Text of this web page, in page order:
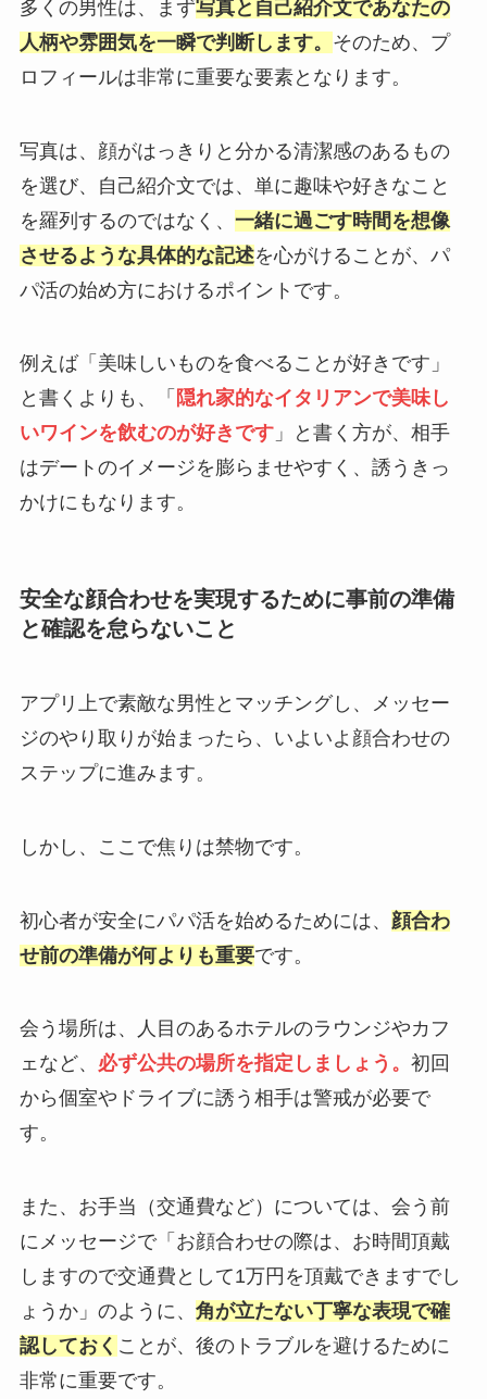
多くの男性は、まず写真と自己紹介文であなたの
人柄や雰囲気を一瞬で判断します。 そのため、プ
ロフィールは非常に重要な要素となります。
写真は、顔がはっきりと分かる清潔感のあるもの
を選び、自己紹介文では、単に趣味や好きなこと
を羅列するのではなく、 一緒に過ごす時間を想像
させるような具体的な記述を心がけることが、パ
パ活の始め方におけるポイントです。
例えば「美味しいものを食べることが好きです」
と書くよりも、「 隠れ家的なイタリアンで美味し
いワインを飲むのが好きです」と書く方が、相手
はデートのイメージを膨らませやすく、誘うきっ
かけにもなります。
安全な顔合わせを実現するために事前の準備
と確認を怠らないこと
アプリ上で素敵な男性とマッチングし、メッセー
ジのやり取りが始まったら、いよいよ顔合わせの
ステップに進みます。
しかし、ここで焦りは禁物です。
初心者が安全にパパ活を始めるためには、 顔合わ
せ前の準備が何よりも重要です。
会う場所は、人目のあるホテルのラウンジやカフ
ェなど、 必ず公共の場所を指定しましょう。 初回
から個室やドライブに誘う相手は警戒が必要で
す。
また、お手当（交通費など）については、会う前
にメッセージで「お顔合わせの際は、お時間頂戴
しますので交通費として1万円を頂戴できますでし
ょうか」のように、 角が立たない丁寧な表現で確
認しておく ことが、後のトラブルを避けるために
非常に重要です。